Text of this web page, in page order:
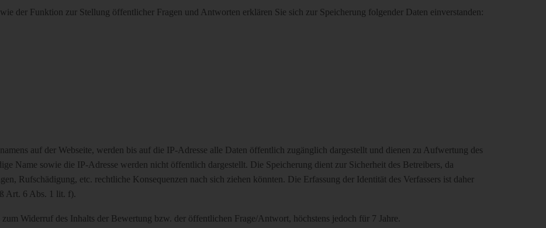
der Funktion zur Stellung öffentlicher Fragen und Antworten erklären Sie sich zur Speicherung folgender Daten einverstanden:
auf der Webseite, werden bis auf die IP-Adresse alle Daten öffentlich zugänglich dargestellt und dienen zu Aufwertung des
Name sowie die IP-Adresse werden nicht öffentlich dargestellt. Die Speicherung dient zur Sicherheit des Betreibers, da
Rufschädigung, etc. rechtliche Konsequenzen nach sich ziehen könnten. Die Erfassung der Identität des Verfassers ist daher
Art. 6 Abs. 1 lit. f).
Widerruf des Inhalts der Bewertung bzw. der öffentlichen Frage/Antwort, höchstens jedoch für 7 Jahre.